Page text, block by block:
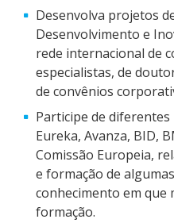
Desenvolva projetos
Desenvolvimento e
rede internacional de
especialistas, de
de convênios
Participe de
Eureka, Avanza, BID,
Comissão Europeia,
e formação de
conhecimento em
formação.